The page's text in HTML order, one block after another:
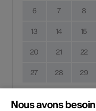
6 7 8
13 14 15
20 21 22
27 28 29
Nous avons